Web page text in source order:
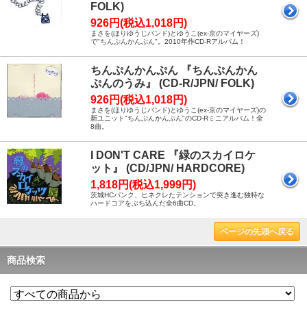
FOLK)
926円(税込1,018円)
まさを(ほりゆうじバンド)とゆうこ(ex-京のマイヤーズ)
で"ちんぷんかんぷん"。2010年作CD-Rアルバム！
ちんぷんかんぷん 『ちんぷんかん
ぷんのうみ』 (CD-R/JPN/ FOLK)
926円(税込1,018円)
まさを(ほりゆうじバンド)とゆうこ(ex-京のマイヤーズ)の
新ユニット"ちんぷんかんぷん"のCD-Rミニアルバム！全
8曲。
I DON'T CARE 『緑のスカイロケ
ット』 (CD/JPN/ HARDCORE)
1,818円(税込1,999円)
茨城HCパンク、ヒネクレたテンションで突き進む独特な
ハードコアをぶち込んだ全6曲CD。
ページの先頭へ戻る
商品検索